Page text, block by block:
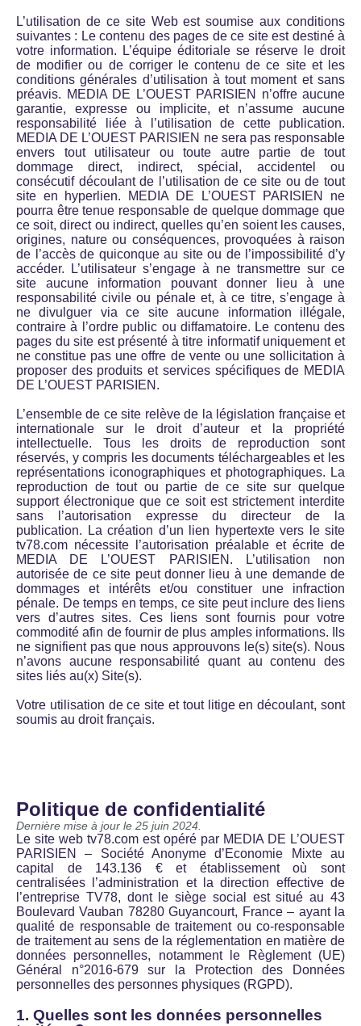
L’utilisation de ce site Web est soumise aux conditions
suivantes : Le contenu des pages de ce site est destiné à
votre information. L’équipe éditoriale se réserve le droit
de modifier ou de corriger le contenu de ce site et les
conditions générales d’utilisation à tout moment et sans
préavis. MEDIA DE L’OUEST PARISIEN n’offre aucune
garantie, expresse ou implicite, et n’assume aucune
responsabilité liée à l’utilisation de cette publication.
MEDIA DE L’OUEST PARISIEN ne sera pas responsable
envers tout utilisateur ou toute autre partie de tout
dommage direct, indirect, spécial, accidentel ou
consécutif découlant de l’utilisation de ce site ou de tout
site en hyperlien. MEDIA DE L’OUEST PARISIEN ne
pourra être tenue responsable de quelque dommage que
ce soit, direct ou indirect, quelles qu’en soient les causes,
origines, nature ou conséquences, provoquées à raison
de l’accès de quiconque au site ou de l’impossibilité d’y
accéder. L’utilisateur s’engage à ne transmettre sur ce
site aucune information pouvant donner lieu à une
responsabilité civile ou pénale et, à ce titre, s’engage à
ne divulguer via ce site aucune information illégale,
contraire à l’ordre public ou diffamatoire. Le contenu des
pages du site est présenté à titre informatif uniquement et
ne constitue pas une offre de vente ou une sollicitation à
proposer des produits et services spécifiques de MEDIA
DE L’OUEST PARISIEN.
L’ensemble de ce site relève de la législation française et
internationale sur le droit d’auteur et la propriété
intellectuelle. Tous les droits de reproduction sont
réservés, y compris les documents téléchargeables et les
représentations iconographiques et photographiques. La
reproduction de tout ou partie de ce site sur quelque
support électronique que ce soit est strictement interdite
sans l’autorisation expresse du directeur de la
publication. La création d’un lien hypertexte vers le site
tv78.com nécessite l’autorisation préalable et écrite de
MEDIA DE L’OUEST PARISIEN. L’utilisation non
autorisée de ce site peut donner lieu à une demande de
dommages et intérêts et/ou constituer une infraction
pénale. De temps en temps, ce site peut inclure des liens
vers d’autres sites. Ces liens sont fournis pour votre
commodité afin de fournir de plus amples informations. Ils
ne signifient pas que nous approuvons le(s) site(s). Nous
n’avons aucune responsabilité quant au contenu des
sites liés au(x) Site(s).
Votre utilisation de ce site et tout litige en découlant, sont
soumis au droit français.
Politique de confidentialité
Dernière mise à jour le 25 juin 2024.
Le site web tv78.com est opéré par MEDIA DE L’OUEST
PARISIEN – Société Anonyme d’Economie Mixte au
capital de 143.136 € etétablissement où sont
centralisées l’administration et la direction effective de
l’entreprise TV78, dont le siège social est situé au 43
Boulevard Vauban 78280 Guyancourt, France – ayant la
qualité de responsable de traitement ou co-responsable
de traitement au sens de la réglementation en matière de
données personnelles, notamment le Règlement (UE)
Général n°2016-679 sur la Protection des Données
personnelles des personnes physiques (RGPD).
1. Quelles sont les données personnelles